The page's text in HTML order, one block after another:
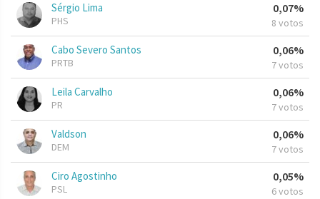
Sérgio Lima
PHS
0,07%
8 votos
Cabo Severo Santos
PRTB
0,06%
7 votos
Leila Carvalho
PR
0,06%
7 votos
Valdson
DEM
0,06%
7 votos
Ciro Agostinho
PSL
0,05%
6 votos